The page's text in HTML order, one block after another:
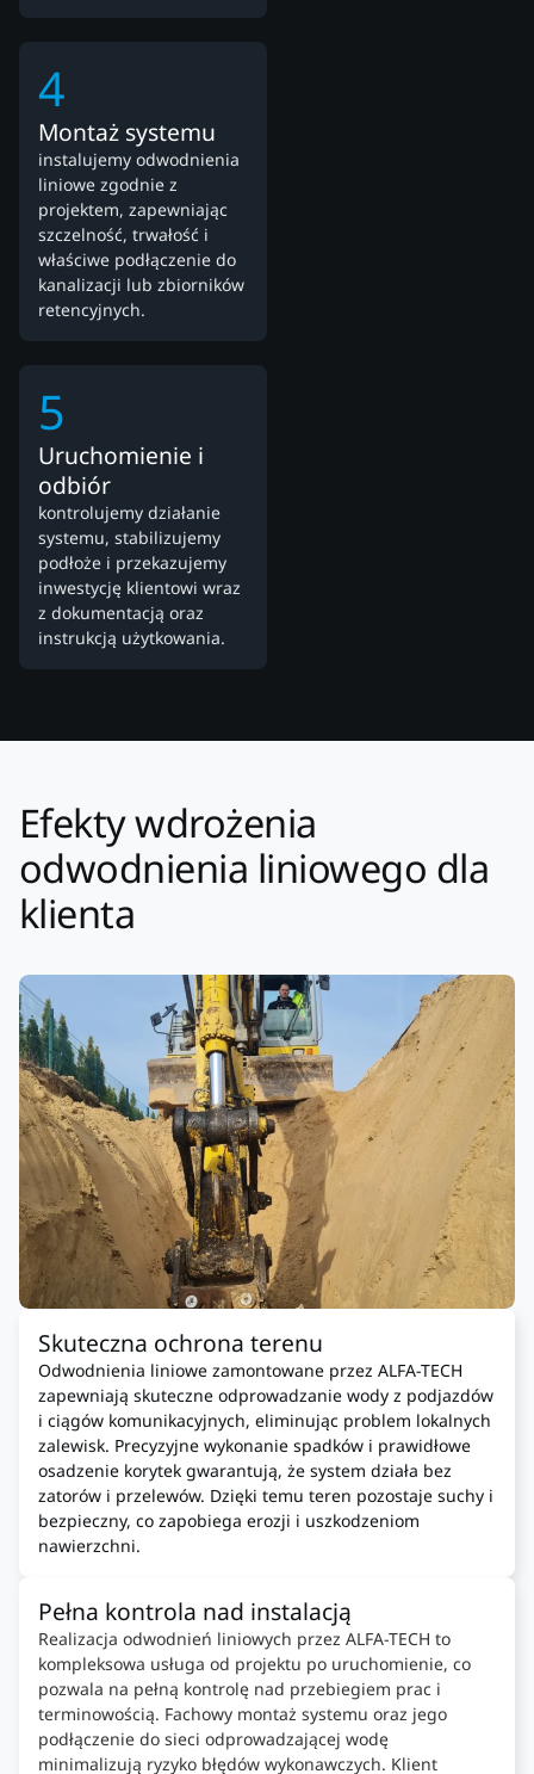
4
Montaż systemu
instalujemy odwodnienia
liniowe zgodnie z
projektem, zapewniając
szczelność, trwałość i
właściwe podłączenie do
kanalizacji lub zbiorników
retencyjnych.
5
Uruchomienie i
odbiór
kontrolujemy działanie
systemu, stabilizujemy
podłoże i przekazujemy
inwestycję klientowi wraz
z dokumentacją oraz
instrukcją użytkowania.
Efekty wdrożenia
odwodnienia liniowego dla
klienta
Skuteczna ochrona terenu
Odwodnienia liniowe zamontowane przez ALFA-TECH
zapewniają skuteczne odprowadzanie wody z podjazdów
i ciągów komunikacyjnych, eliminując problem lokalnych
zalewisk. Precyzyjne wykonanie spadków i prawidłowe
osadzenie korytek gwarantują, że system działa bez
zatorów i przelewów. Dzięki temu teren pozostaje suchy i
bezpieczny, co zapobiega erozji i uszkodzeniom
nawierzchni.
Pełna kontrola nad instalacją
Realizacja odwodnień liniowych przez ALFA-TECH to
kompleksowa usługa od projektu po uruchomienie, co
pozwala na pełną kontrolę nad przebiegiem prac i
terminowością. Fachowy montaż systemu oraz jego
podłączenie do sieci odprowadzającej wodę
minimalizują ryzyko błędów wykonawczych. Klient